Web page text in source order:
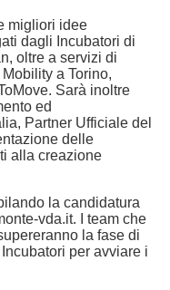
migliori idee
dagli Incubatori di
oltre a servizi di
a Torino,
Sarà inoltre
ed
Partner Ufficiale del
delle
alla creazione
la candidatura
vda.it. I team che
la fase di
per avviare i